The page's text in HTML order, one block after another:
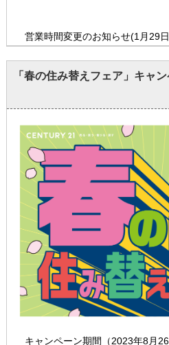
営業時間変更のお知らせ(1月29
「春の住み替えフェア」キャ
キャンペーン期間（2023年8月